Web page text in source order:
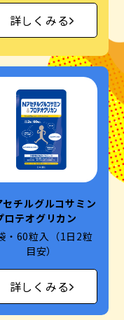
詳しくみる
セチルグルコサミン
ロテオグリカン
・60粒入（1日2粒
目安）
詳しくみる